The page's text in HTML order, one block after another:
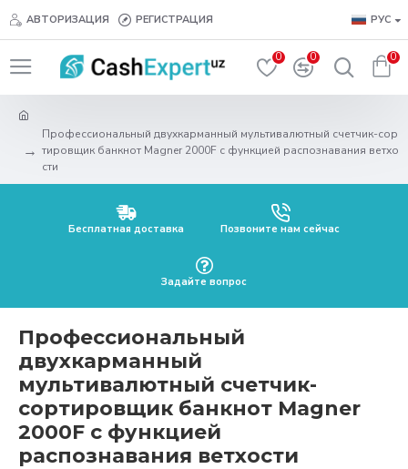
АВТОРИЗАЦИЯ РЕГИСТРАЦИЯ РУС
0 0 0
Профессиональный двухкарманный мультивалютный счетчик-сор
тировщик банкнот Magner 2000F с функцией распознавания ветхо
сти
Бесплатная доставка Позвоните нам сейчас
Задайте вопрос
Профессиональный
двухкарманный
мультивалютный счетчик-
сортировщик банкнот Magner
2000F с функцией
распознавания ветхости